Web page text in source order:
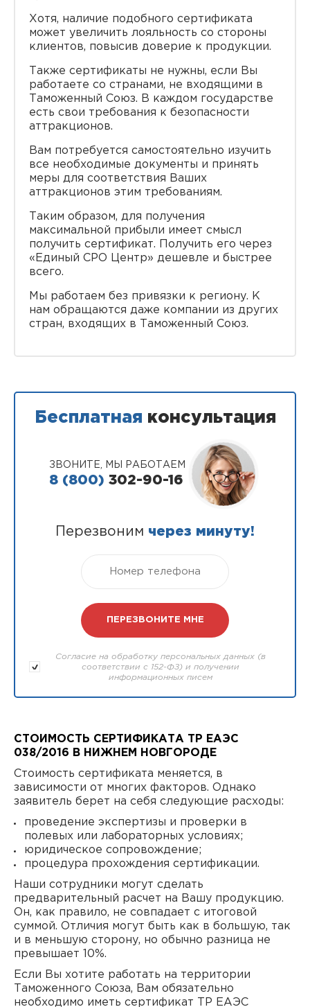
Хотя, наличие подобного сертификата
может увеличить лояльность со стороны
клиентов, повысив доверие к продукции.
Также сертификаты не нужны, если Вы
работаете со странами, не входящими в
Таможенный Союз. В каждом государстве
есть свои требования к безопасности
аттракционов.
Вам потребуется самостоятельно изучить
все необходимые документы и принять
меры для соответствия Ваших
аттракционов этим требованиям.
Таким образом, для получения
максимальной прибыли имеет смысл
получить сертификат. Получить его через
«Единый СРО Центр» дешевле и быстрее
всего.
Мы работаем без привязки к региону. К
нам обращаются даже компании из других
стран, входящих в Таможенный Союз.
Бесплатная консультация
ЗВОНИТЕ, МЫ РАБОТАЕМ
8 (800) 302-90-16
Перезвоним через минуту!
Согласие на обработку персональных данных (в
соответствии с 152-ФЗ) и получении
информационных писем
СТОИМОСТЬ СЕРТИФИКАТА ТР ЕАЭС
038/2016 В НИЖНЕМ НОВГОРОДЕ
Стоимость сертификата меняется, в
зависимости от многих факторов. Однако
заявитель берет на себя следующие расходы:
проведение экспертизы и проверки в
полевых или лабораторных условиях;
юридическое сопровождение;
процедура прохождения сертификации.
Наши сотрудники могут сделать
предварительный расчет на Вашу продукцию.
Он, как правило, не совпадает с итоговой
суммой. Отличия могут быть как в большую, так
и в меньшую сторону, но обычно разница не
превышает 10%.
Если Вы хотите работать на территории
Таможенного Союза, Вам обязательно
необходимо иметь сертификат ТР ЕАЭС